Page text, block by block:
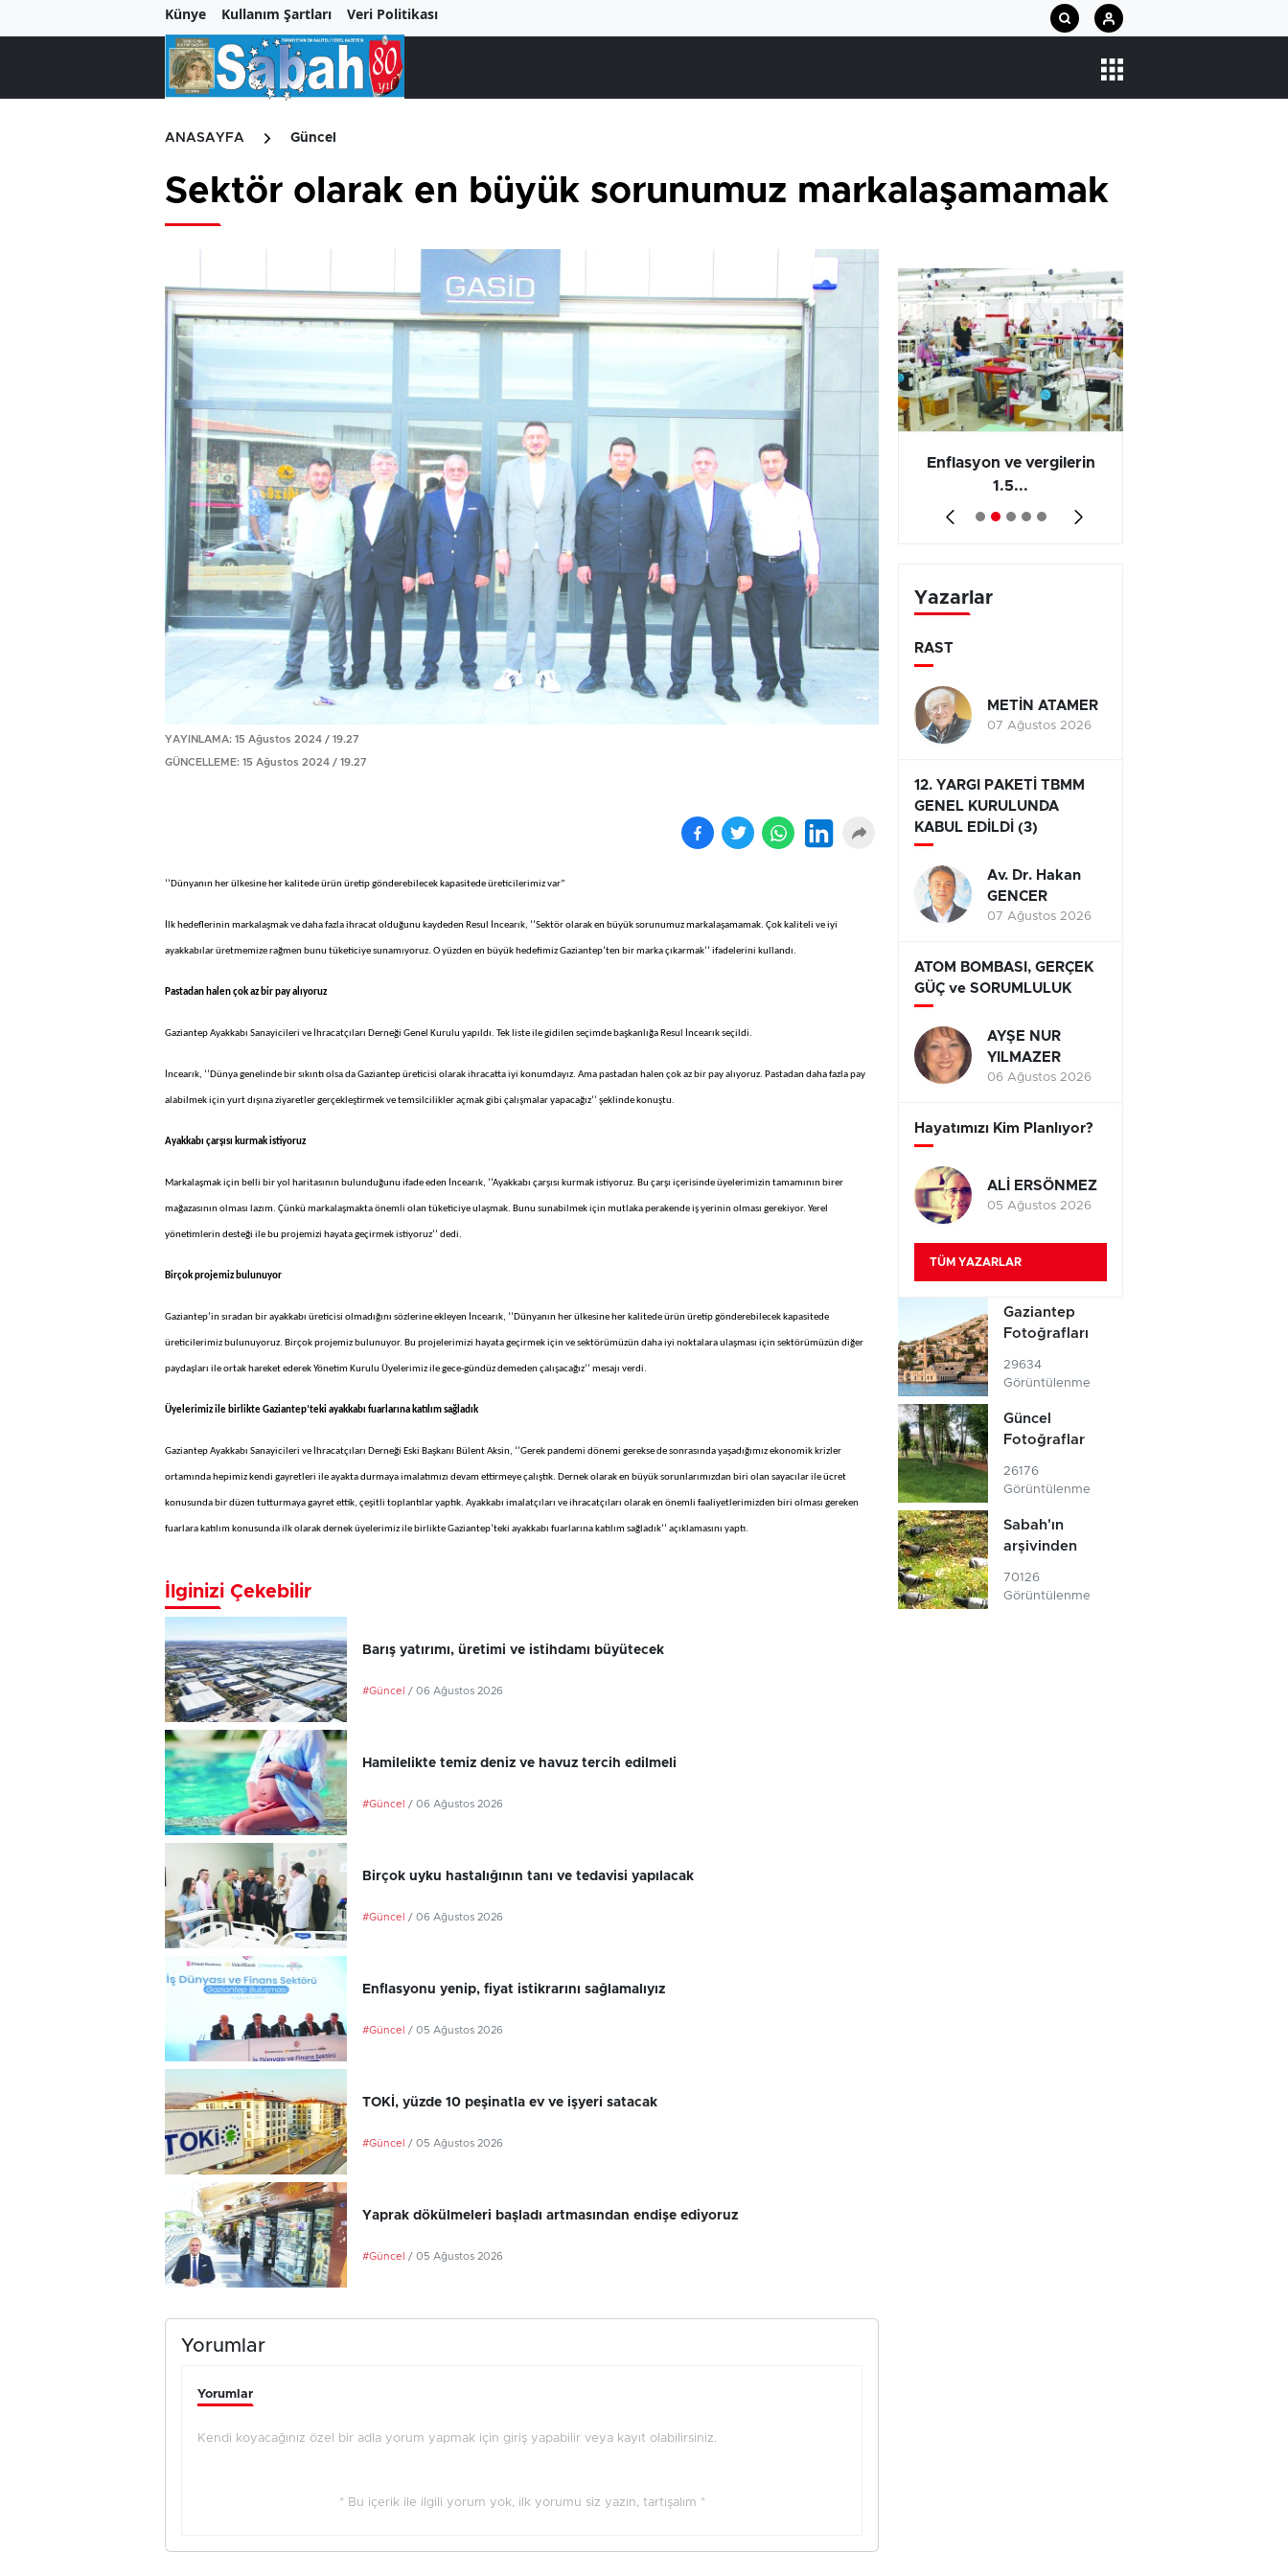
Künye Kullanım Şartları Veri Politikası
ANASAYFA Güncel
Sektör olarak en büyük sorunumuz markalaşamamak
YAYINLAMA: 15 Ağustos 2024 / 19.27
GÜNCELLEME: 15 Ağustos 2024 / 19.27
‘’Dünyanın her ülkesine her kalitede ürün üretip gönderebilecek kapasitede üreticilerimiz var”
İlk hedeflerinin markalaşmak ve daha fazla ihracat olduğunu kaydeden Resul İncearık, ‘’Sektör olarak en büyük sorunumuz markalaşamamak. Çok kaliteli ve iyi
ayakkabılar üretmemize rağmen bunu tüketiciye sunamıyoruz. O yüzden en büyük hedefimiz Gaziantep’ten bir marka çıkarmak’’ ifadelerini kullandı.
Pastadan halen çok az bir pay alıyoruz
Gaziantep Ayakkabı Sanayicileri ve İhracatçıları Derneği Genel Kurulu yapıldı. Tek liste ile gidilen seçimde başkanlığa Resul İncearık seçildi.
İncearık, ‘’Dünya genelinde bir sıkıntı olsa da Gaziantep üreticisi olarak ihracatta iyi konumdayız. Ama pastadan halen çok az bir pay alıyoruz. Pastadan daha fazla pay
alabilmek için yurt dışına ziyaretler gerçekleştirmek ve temsilcilikler açmak gibi çalışmalar yapacağız’’ şeklinde konuştu.
Ayakkabı çarşısı kurmak istiyoruz
Markalaşmak için belli bir yol haritasının bulunduğunu ifade eden İncearık, ‘’Ayakkabı çarşısı kurmak istiyoruz. Bu çarşı içerisinde üyelerimizin tamamının birer
mağazasının olması lazım. Çünkü markalaşmakta önemli olan tüketiciye ulaşmak. Bunu sunabilmek için mutlaka perakende iş yerinin olması gerekiyor. Yerel
yönetimlerin desteği ile bu projemizi hayata geçirmek istiyoruz’’ dedi.
Birçok projemiz bulunuyor
Gaziantep’in sıradan bir ayakkabı üreticisi olmadığını sözlerine ekleyen İncearık, ‘’Dünyanın her ülkesine her kalitede ürün üretip gönderebilecek kapasitede
üreticilerimiz bulunuyoruz. Birçok projemiz bulunuyor. Bu projelerimizi hayata geçirmek için ve sektörümüzün daha iyi noktalara ulaşması için sektörümüzün diğer
paydaşları ile ortak hareket ederek Yönetim Kurulu Üyelerimiz ile gece-gündüz demeden çalışacağız’’ mesajı verdi.
Üyelerimiz ile birlikte Gaziantep’teki ayakkabı fuarlarına katılım sağladık
Gaziantep Ayakkabı Sanayicileri ve İhracatçıları Derneği Eski Başkanı Bülent Aksin, ‘’Gerek pandemi dönemi gerekse de sonrasında yaşadığımız ekonomik krizler
ortamında hepimiz kendi gayretleri ile ayakta durmaya imalatımızı devam ettirmeye çalıştık. Dernek olarak en büyük sorunlarımızdan biri olan sayacılar ile ücret
konusunda bir düzen tutturmaya gayret ettik, çeşitli toplantılar yaptık. Ayakkabı imalatçıları ve ihracatçıları olarak en önemli faaliyetlerimizden biri olması gereken
fuarlara katılım konusunda ilk olarak dernek üyelerimiz ile birlikte Gaziantep’teki ayakkabı fuarlarına katılım sağladık’’ açıklamasını yaptı.
İlginizi Çekebilir
Barış yatırımı, üretimi ve istihdamı büyütecek
#Güncel / 06 Ağustos 2026
Hamilelikte temiz deniz ve havuz tercih edilmeli
#Güncel / 06 Ağustos 2026
Birçok uyku hastalığının tanı ve tedavisi yapılacak
#Güncel / 06 Ağustos 2026
Enflasyonu yenip, fiyat istikrarını sağlamalıyız
#Güncel / 05 Ağustos 2026
TOKİ, yüzde 10 peşinatla ev ve işyeri satacak
#Güncel / 05 Ağustos 2026
Yaprak dökülmeleri başladı artmasından endişe ediyoruz
#Güncel / 05 Ağustos 2026
Yorumlar
Yorumlar
Kendi koyacağınız özel bir adla yorum yapmak için giriş yapabilir veya kayıt olabilirsiniz.
* Bu içerik ile ilgili yorum yok, ilk yorumu siz yazın, tartışalım *
Birçok uyku hastalığının
tan...
En ucuz sigara 120 TL, en
pa...
Enflasyon ve vergilerin
1.5...
Yazarlar
RAST
METİN ATAMER
07 Ağustos 2026
12. YARGI PAKETİ TBMM
GENEL KURULUNDA
KABUL EDİLDİ (3)
Av. Dr. Hakan
GENCER
07 Ağustos 2026
ATOM BOMBASI, GERÇEK
GÜÇ ve SORUMLULUK
AYŞE NUR
YILMAZER
06 Ağustos 2026
Hayatımızı Kim Planlıyor?
ALİ ERSÖNMEZ
05 Ağustos 2026
TÜM YAZARLAR
Gaziantep
Fotoğrafları
29634
Görüntülenme
Güncel
Fotoğraflar
26176
Görüntülenme
Sabah'ın
arşivinden
70126
Görüntülenme